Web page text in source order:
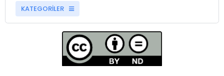
KATEGORİLER